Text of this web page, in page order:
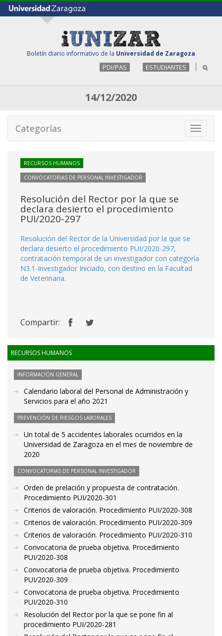
Boletín diario informativo de la Universidad de Zaragoza
PDI/PAS ESTUDIANTES
14/12/2020
Toggle
Categorías
RECURSOS HUMANOS
CONVOCATORIAS DE PERSONAL INVESTIGADOR
Resolución del Rector por la que se
declara desierto el procedimiento
PUI/2020-297
Resolución del Rector de la Universidad por la que se
declara desierto el procedimiento PUI/2020-297,
contratación temporal de un investigador con categoría
N3.1-Investigador Iniciado, con destino en la Facultad
de Veterinaria.
Compartir:
RECURSOS HUMANOS
INFORMACIÓN GENERAL
Calendario laboral del Personal de Administración y
Servicios para el año 2021
PREVENCIÓN DE RIESGOS LABORALES
Un total de 5 accidentes laborales ocurridos en la
Universidad de Zaragoza en el mes de noviembre de
2020
CONVOCATORIAS DE PERSONAL INVESTIGADOR
Orden de prelación y propuesta de contratación.
Procedimiento PUI/2020-301
Criterios de valoración. Procedimiento PUI/2020-308
Criterios de valoración. Procedimiento PUI/2020-309
Criterios de valoración. Procedimiento PUI/2020-310
Convocatoria de prueba objetiva. Procedimiento
PUI/2020-308
Convocatoria de prueba objetiva. Procedimiento
PUI/2020-309
Convocatoria de prueba objetiva. Procedimiento
PUI/2020-310
Resolución del Rector por la que se pone fin al
procedimiento PUI/2020-281